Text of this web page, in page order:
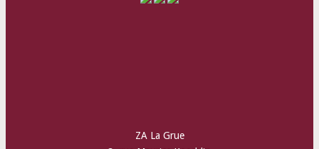
ZA La Grue